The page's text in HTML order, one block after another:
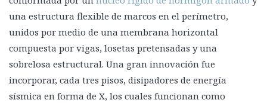
una estructura flexible de marcos en el perímetro,
unidos por medio de una membrana horizontal
compuesta por vigas, losetas pretensadas y una
sobrelosa estructural. Una gran innovación fue
incorporar, cada tres pisos, disipadores de energía
sísmica en forma de X, los cuales funcionan como